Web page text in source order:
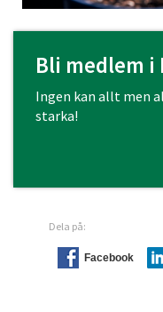
Bli medlem i
Ingen kan allt men
starka!
Dela på:
Facebook